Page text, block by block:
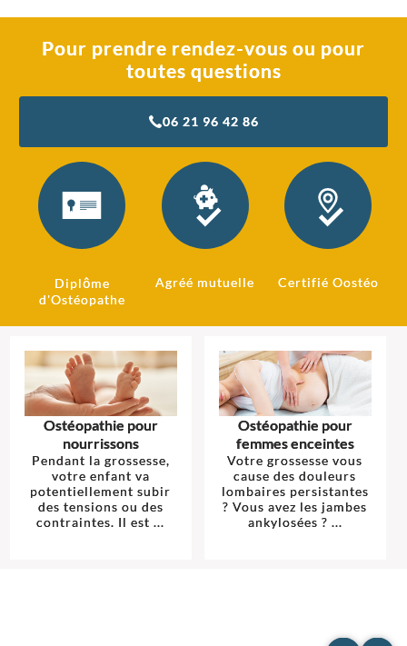
Pour prendre rendez-vous ou pour
toutes questions
06 21 96 42 86
Diplôme
d'Ostéopathe
Agréé mutuelle Certifié Oostéo
Ostéopathie pour
nourrissons
Pendant la grossesse,
votre enfant va
potentiellement subir
des tensions ou des
contraintes. Il est ...
Ostéopathie pour
femmes enceintes
Votre grossesse vous
cause des douleurs
lombaires persistantes
? Vous avez les jambes
ankylosées ? ...